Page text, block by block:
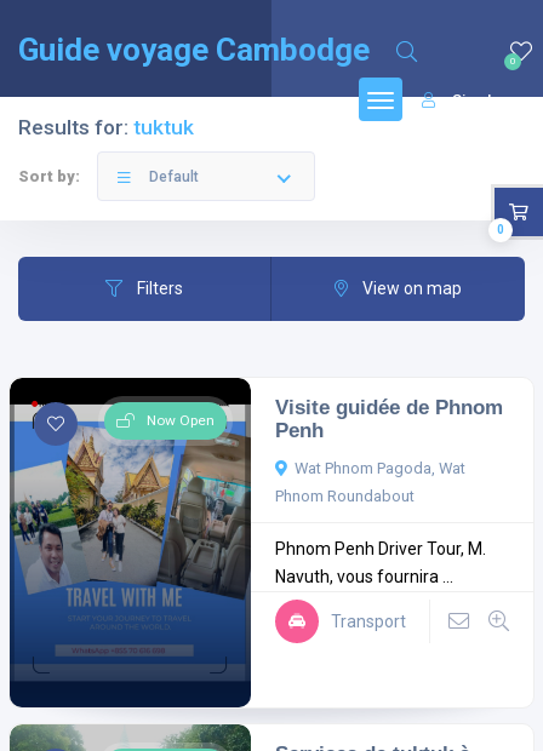
Guide voyage Cambodge 0
Sign In
Results for: tuktuk
Sort by: Default
Filters View on map
Now Open
Visite guidée de Phnom
Penh
Wat Phnom Pagoda, Wat
Phnom Roundabout
Phnom Penh Driver Tour, M.
Navuth, vous fournira ...
Transport
0